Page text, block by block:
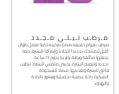
مـرطـب لـيـلـي مـجـدد
مرطب بقوام خفيفه صمم بتركيبه ذكية تعمل طوال
الليل لتمنتحك تجديدا للخلايا وإشراقا للبشرة، مما
يجعلها متألقة ورطبة تطريبا يدوم ٢٤ ساعة.
تجديد وترميم البشرة.يحسن ملمس البشرة.ترطيب
فائق للبشرة وتغذيتها.مضاد للشيخوخة
المبكرة.راحة عصبية تجميلية وشعور بالراحة
والهدوء.